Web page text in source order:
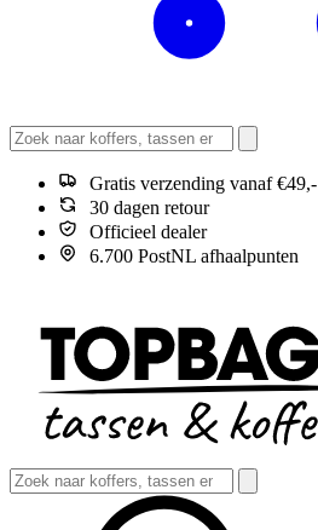
Gratis verzending vanaf €49,-
30 dagen retour
Officieel dealer
6.700 PostNL afhaalpunten